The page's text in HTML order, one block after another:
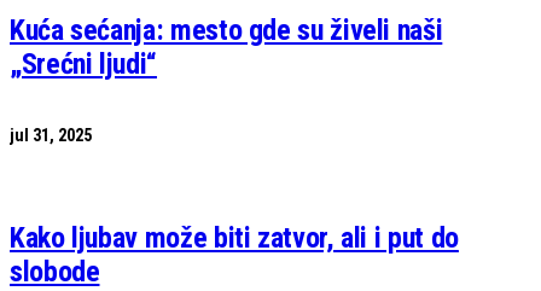
Kuća sećanja: mesto gde su živeli naši
„Srećni ljudi“
jul 31, 2025
Kako ljubav može biti zatvor, ali i put do
slobode